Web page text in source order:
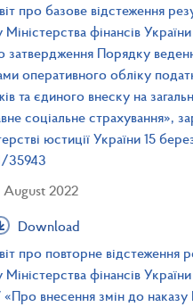
про базове відстеження
Міністерства фінансів
затвердження Порядку
оперативного обліку
та єдиного внеску на
соціальне страхування»,
юстиції України 15
35943
August 2022
Download
про повторне відстеження
Міністерства фінансів
внесення змін до наказу